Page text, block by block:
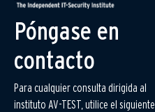
Póngase en
contacto
Para cualquier consulta dirigida al
instituto AV-TEST, utilice el siguiente